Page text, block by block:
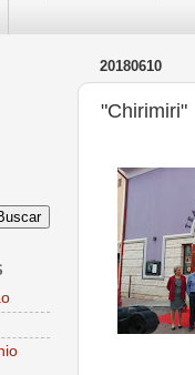
20180610
"Chirimiri"